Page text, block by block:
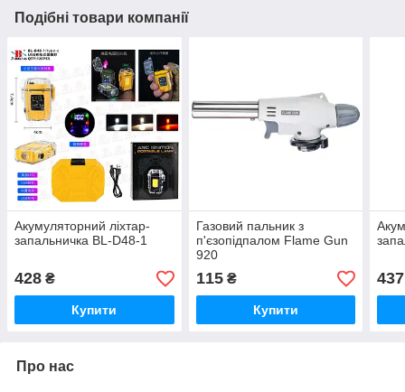
Подібні товари компанії
Акумуляторний ліхтар-
запальничка BL-D48-1
428 ₴
Купити
Газовий пальник з
п'єзопідпалом Flame Gun
920
115₴
Купити
437
Про нас